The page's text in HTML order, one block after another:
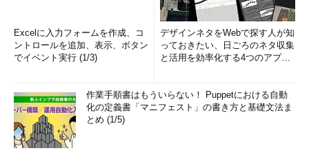
Excelに入力フォームを作成、コ
ントロールを追加、表示、ボタン
でイベント実行 (1/3)
デザインネタをWebで探す人が知
っておきたい、日ごろのネタ収集
と活用を効率化する4つのアプリ
作業手順書はもういらない！ Puppetにおける自動
化の定義書「マニフェスト」の書き方と基礎文法ま
とめ (1/5)